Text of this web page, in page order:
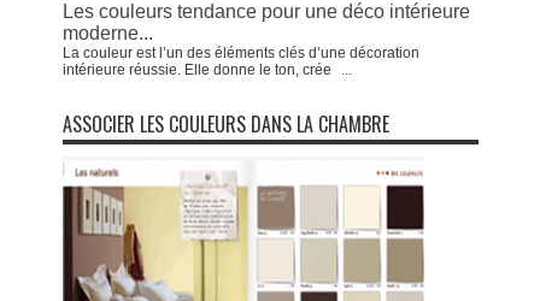
Les couleurs tendance pour une déco intérieure
moderne...
La couleur est l’un des éléments clés d’une décoration
intérieure réussie. Elle donne le ton, crée
...
ASSOCIER LES COULEURS DANS LA CHAMBRE